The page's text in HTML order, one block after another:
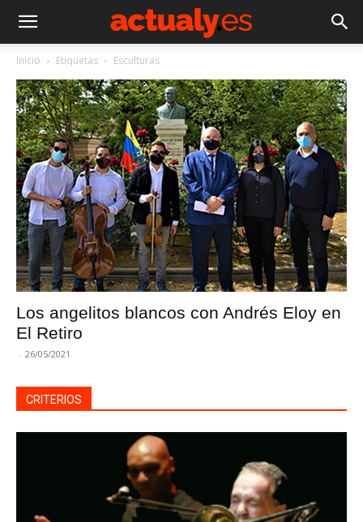
Inicio Etiquetas Esculturas
Los angelitos blancos con Andrés Eloy en
El Retiro
- 26/05/2021
CRITERIOS